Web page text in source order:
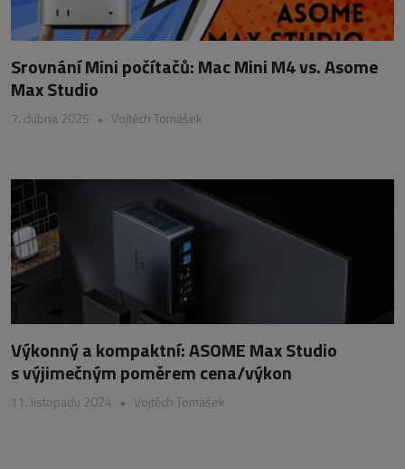
Srovnání Mini počítačů: Mac Mini M4 vs. Asome
Max Studio
7. dubna 2025 • Vojtěch Tomášek
Výkonný a kompaktní: ASOME Max Studio
s výjimečným poměrem cena/výkon
11. listopadu 2024 • Vojtěch Tomášek